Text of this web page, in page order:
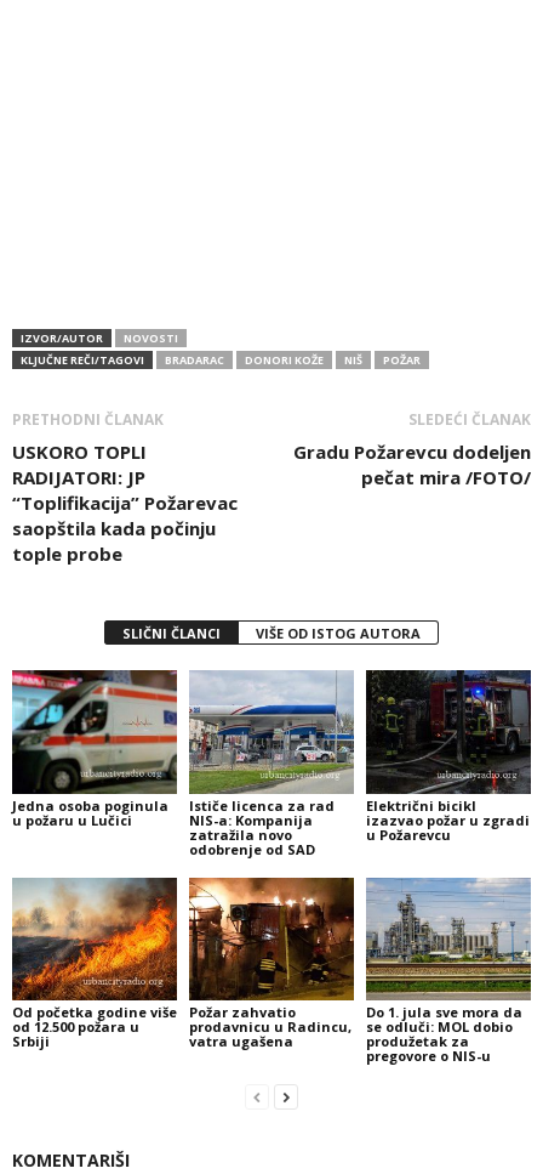
IZVOR/AUTOR
NOVOSTI
KLJUČNE REČI/TAGOVI
BRADARAC DONORI KOŽE NIŠ POŽAR
PRETHODNI ČLANAK
USKORO TOPLI
RADIJATORI: JP
“Toplifikacija” Požarevac
saopštila kada počinju
tople probe
SLEDEĆI ČLANAK
Gradu Požarevcu dodeljen
pečat mira /FOTO/
SLIČNI ČLANCI VIŠE OD ISTOG AUTORA
Jedna osoba poginula
u požaru u Lučici
Ističe licenca za rad
NIS-a: Kompanija
zatražila novo
odobrenje od SAD
Električni bicikl
izazvao požar u zgradi
u Požarevcu
Od početka godine više
od 12.500 požara u
Srbiji
Požar zahvatio
prodavnicu u Radincu,
vatra ugašena
Do 1. jula sve mora da
se odluči: MOL dobio
produžetak za
pregovore o NIS-u
KOMENTARIŠI